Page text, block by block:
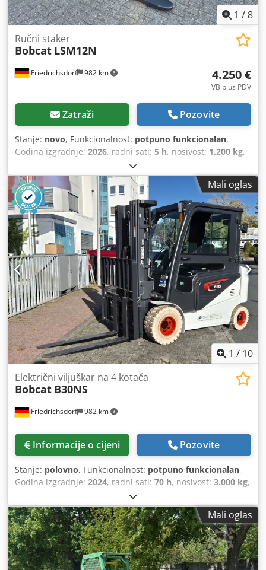
1 /8
Friedrichsdorf 982 km
Ručni staker
Bobcat LSM12N
4.250 €
VB plus PDV
Zatraži Pozovite
Stanje: novo, Funkcionalnost: potpuno funkcionalan,
Godina izgradnje: 2026, radni sati: 5 h, nosivost: 1.200 kg,
, vrsta goriva:
jarbola:dupleks, građevinska visina:2.150 mm, duljina
vilica:1.150 mm , prazna masa:585 kg
, ukupna dužina:
1.710 mm
, vrsta pogona: Elektro, širina gradnje:800 mm,
Mali oglas
1 / 10
Friedrichsdorf 982 km
Električni viljuškar na 4 kotača
Bobcat B30NS
Informacije o cijeni Pozovite
Stanje: polovno, Funkcionalnost: potpuno funkcionalan,
Godina izgradnje: 2024, radni sati: 70 h, nosivost: 3.000 kg,
, slobodno podizanje:
mm, vrsta goriva:električni, vrsta jarbola:triplex,
građevinska visina:2.145 mm, snaga:16 kW (21,75 KS),
širina nosača vilica:1.116 mm, duljina vilica:1.200 mm,
prazna masa:4.850 kg, ukupna dužina:2.520 mm, vrsta
pogona:Elektro, širina gradnje:1.244 mm,
Mali oglas